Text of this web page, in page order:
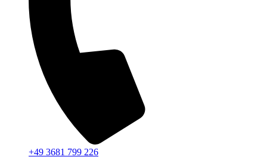
+49 3681 799 226